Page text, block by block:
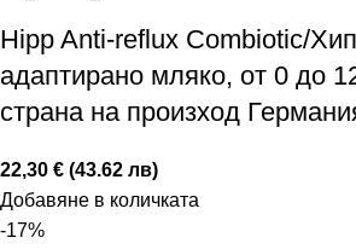
Hipp Anti-reflux Combiotic/
адаптирано мляко, от 0 до
страна на произход
22,30 € (43.62 лв)
Добавяне в количката
-17%